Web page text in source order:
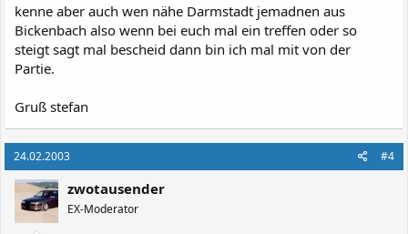
kenne aber auch wen nähe Darmstadt jemadnen aus
Bickenbach also wenn bei euch mal ein treffen oder so
steigt sagt mal bescheid dann bin ich mal mit von der
Partie.
Gruß stefan
24.02.2003 #4
zwotausender
EX-Moderator